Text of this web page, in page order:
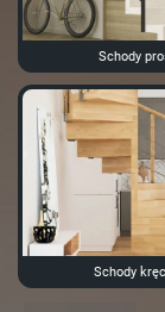
Schody
Schody